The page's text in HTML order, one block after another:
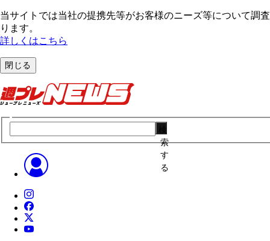
当サイトでは当社の提携先等がお客様のニーズ等について調
ります。
詳しくはこちら
閉じる
索
す
る